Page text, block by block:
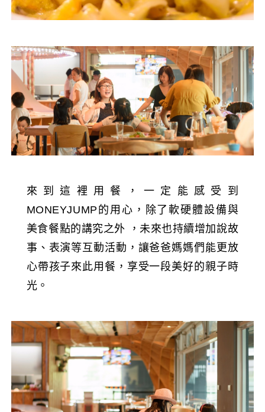
來到這裡用餐，一定能感受到
MONEYJUMP的用心，除了軟硬體設備與
美食餐點的講究之外 ，未來也持續增加說故
事、表演等互動活動，讓爸爸媽媽們能更放
心帶孩子來此用餐，享受一段美好的親子時
光。